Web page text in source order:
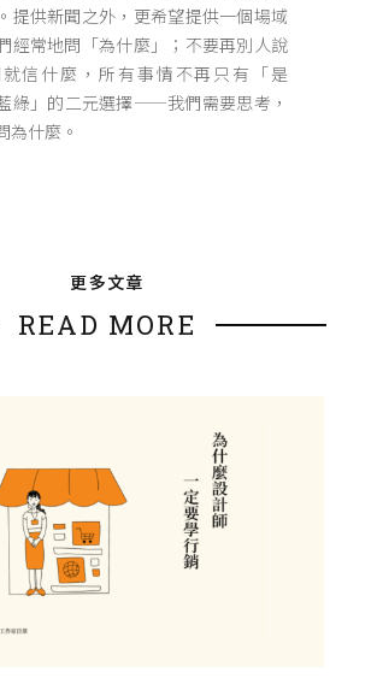
提供新聞之外，更希望提供一個場域
經常地問「為什麼」；不要再別人說
信什麼，所有事情不再只有「是
綠」的二元選擇——我們需要思考，
為什麼。
更多文章
READ MORE